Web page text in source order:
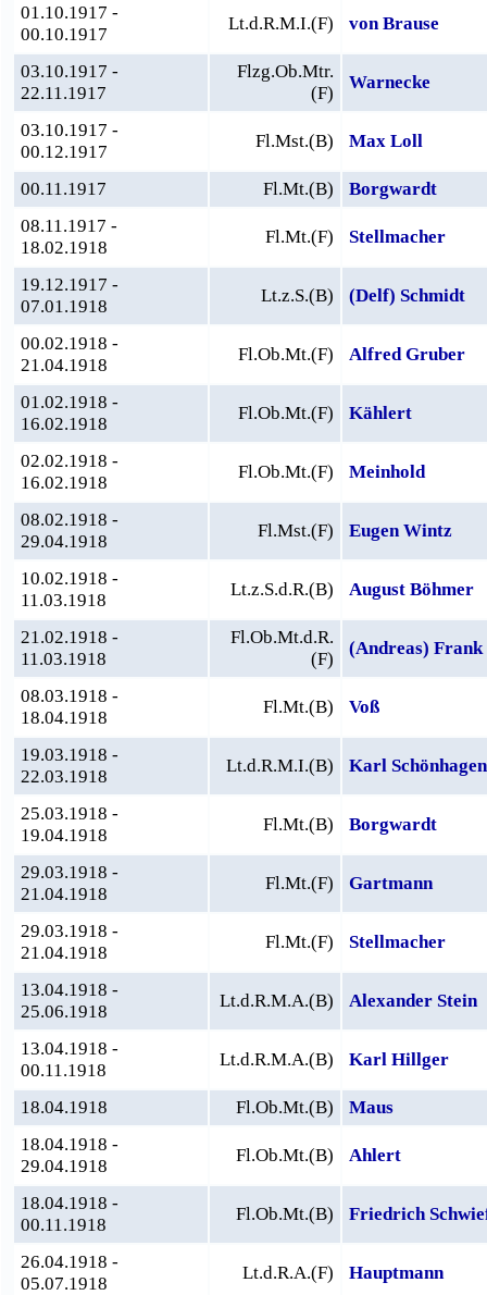
01.10.1917 -
00.10.1917
Lt.d.R.M.I.(F) von Brause
03.10.1917 -
22.11.1917
Flzg.Ob.Mtr.
(F)
Warnecke
03.10.1917 -
00.12.1917
Fl.Mst.(B) Max Loll
00.11.1917 Fl.Mt.(B)
Borgwardt
08.11.1917 -
18.02.1918
Fl.Mt.(F) Stellmacher
19.12.1917 -
07.01.1918
Lt.z.S.(B) (Delf) Schmidt
00.02.1918 -
21.04.1918
Fl.Ob.Mt.(F) Alfred Gruber
01.02.1918 -
16.02.1918
Fl.Ob.Mt.(F) Kählert
02.02.1918 -
16.02.1918
Fl.Ob.Mt.(F) Meinhold
08.02.1918 -
29.04.1918
Fl.Mst.(F) Eugen Wintz
10.02.1918 -
11.03.1918
Lt.z.S.d.R.(B) August Böhmer
21.02.1918 -
11.03.1918
Fl.Ob.Mt.d.R.
(F)
(Andreas) Frank
08.03.1918 -
18.04.1918
Fl.Mt.(B) Voß
19.03.1918 -
22.03.1918
Lt.d.R.M.I.(B) Karl Schönhagen
25.03.1918 -
19.04.1918
Fl.Mt.(B) Borgwardt
29.03.1918 -
21.04.1918
Fl.Mt.(F) Gartmann
29.03.1918 -
21.04.1918
Fl.Mt.(F) Stellmacher
13.04.1918 -
25.06.1918
Lt.d.R.M.A.(B) Alexander Stein
13.04.1918 -
00.11.1918
Lt.d.R.M.A.(B) Karl Hillger
18.04.1918 Fl.Ob.Mt.(B)
Maus
18.04.1918 -
29.04.1918
Fl.Ob.Mt.(B) Ahlert
18.04.1918 -
00.11.1918
Fl.Ob.Mt.(B) Friedrich
26.04.1918 -
05.07.1918
Lt.d.R.A.(F) Hauptmann